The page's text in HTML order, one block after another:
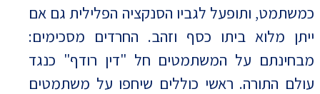
כמשתמט, ותופעל לגביו הסנקציה הפלילית גם אם
ייתן מלוא ביתו כסף וזהב. החרדים מסכימים:
מבחינתם על המשתמטים חל "דין רודף" כנגד
עולם התורה. ראשי כוללים שיחפו על משתמטים